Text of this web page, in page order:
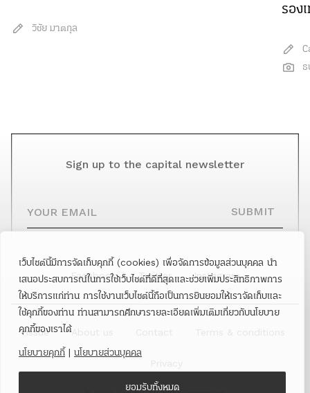
เว็บไซต์นี้มีการจัดเก็บคุกกี้ (cookies) เพื่อจัดการข้อมูลส่วนบุคคล นำ
เสนอประสบการณ์ในการใช้เว็บไซต์ที่ดีที่สุดและช่วยเพิ่มประสิทธิภาพการ
ให้บริการแก่ท่าน การใช้งานเว็บไซต์นี้ถือเป็นการยินยอมให้เราจัดเก็บและ
ใช้คุกกี้ของท่าน ท่านสามารถศึกษารายละเอียดเพิ่มเติมเกี่ยวกับนโยบาย
คุกกี้ของเราได้
นโยบายคุกกี้ | นโยบายส่วนบุคคล
ยอมรับทั้งหมด
วิชัย มาตกุล
รอง
Sign up to the capital newsletter
SUBMIT
Facebook Twitter Instagram
Issue About us